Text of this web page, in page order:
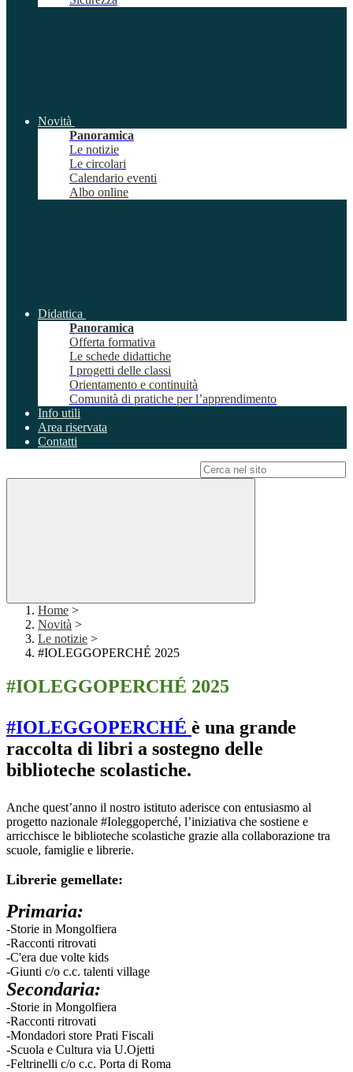
Novità
Panoramica
Le notizie
Le circolari
Calendario eventi
Albo online
Didattica
Panoramica
Offerta formativa
Le schede didattiche
I progetti delle classi
Orientamento e continuità
Comunità di pratiche per l’apprendimento
Info utili
Area riservata
Contatti
Home >
Novità >
Le notizie >
#IOLEGGOPERCHÉ 2025
#IOLEGGOPERCHÉ 2025
#IOLEGGOPERCHÉ è una grande
raccolta di libri a sostegno delle
biblioteche scolastiche.
Anche quest’anno il nostro istituto aderisce con entusiasmo al
progetto nazionale #Ioleggoperché, l’iniziativa che sostiene e
arricchisce le biblioteche scolastiche grazie alla collaborazione tra
scuole, famiglie e librerie.
Librerie gemellate:
Primaria:
-Storie in Mongolfiera
-Racconti ritrovati
-C'era due volte kids
-Giunti c/o c.c. talenti village
Secondaria:
-Storie in Mongolfiera
-Racconti ritrovati
-Mondadori store Prati Fiscali
-Scuola e Cultura via U.Ojetti
-Feltrinelli c/o c.c. Porta di Roma